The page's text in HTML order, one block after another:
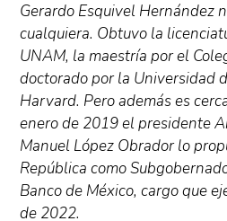
Gerardo Esquivel Hernández
cualquiera. Obtuvo la
UNAM, la maestría por el
doctorado por la Universidad
Harvard. Pero además es
enero de 2019 el presidente
Manuel López Obrador lo
República como
Banco de México, cargo que
de 2022.